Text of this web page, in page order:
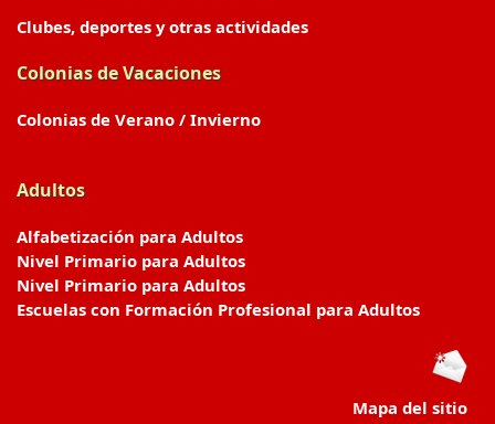
Clubes, deportes y otras actividades
Colonias de Vacaciones
Colonias de Verano / Invierno
Adultos
Alfabetización para Adultos
Nivel Primario para Adultos
Nivel Primario para Adultos
Escuelas con Formación Profesional para Adultos
Mapa del sitio